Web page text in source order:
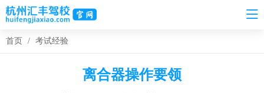
首页 / 考试经验
离合器操作要领